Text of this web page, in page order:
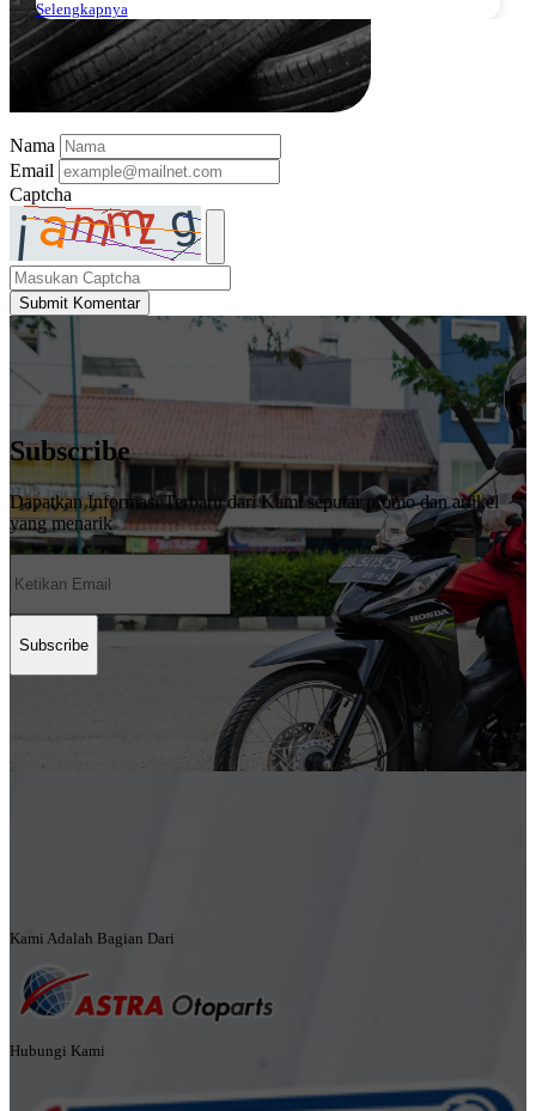
Selengkapnya
Nama
Email
Captcha
Submit Komentar
Subscribe
Dapatkan Informasi Terbaru dari Kami seputar promo dan artikel
yang menarik
Subscribe
Kami Adalah Bagian Dari
Hubungi Kami